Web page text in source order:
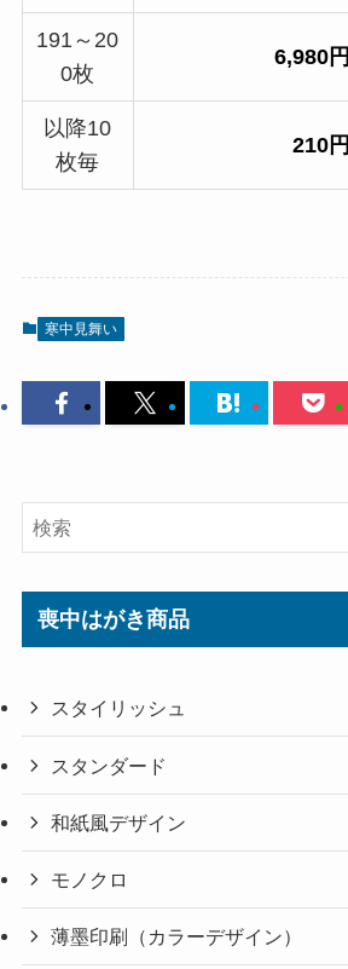
191～20
0枚
6,980円
以降10
枚毎
210円
寒中見舞い
喪中はがき商品
スタイリッシュ
スタンダード
和紙風デザイン
モノクロ
薄墨印刷（カラーデザイン）